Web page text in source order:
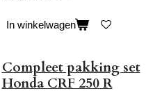
In winkelwagen
Compleet pakking set
Honda CRF 250 R